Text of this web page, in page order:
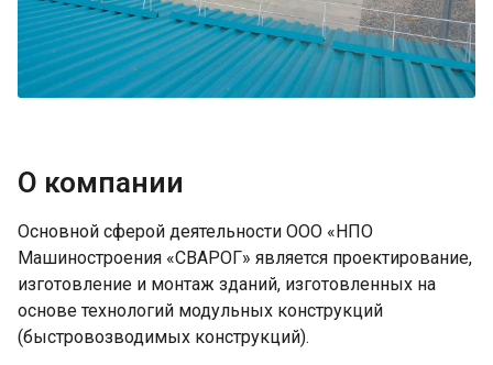
О компании
Основной сферой деятельности ООО «НПО
Машиностроения «СВАРОГ» является проектирование,
изготовление и монтаж зданий, изготовленных на
основе технологий модульных конструкций
(быстровозводимых конструкций).